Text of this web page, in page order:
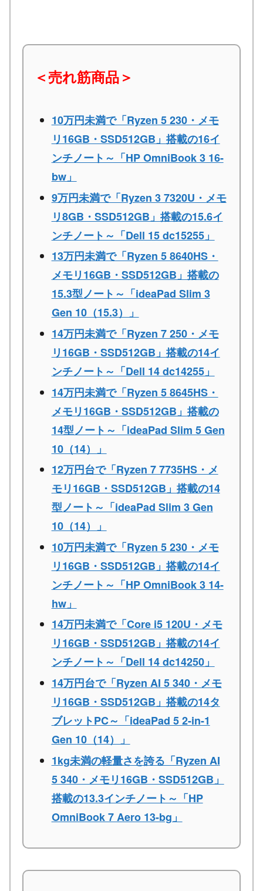
＜売れ筋商品＞
10万円未満で「Ryzen 5 230・メモ
リ16GB・SSD512GB」搭載の16イ
ンチノート～「HP OmniBook 3 16-
bw」
9万円未満で「Ryzen 3 7320U・メモ
リ8GB・SSD512GB」搭載の15.6イ
ンチノート～「Dell 15 dc15255」
13万円未満で「Ryzen 5 8640HS・
メモリ16GB・SSD512GB」搭載の
15.3型ノート～「ideaPad Slim 3
Gen 10（15.3）」
14万円未満で「Ryzen 7 250・メモ
リ16GB・SSD512GB」搭載の14イ
ンチノート～「Dell 14 dc14255」
14万円未満で「Ryzen 5 8645HS・
メモリ16GB・SSD512GB」搭載の
14型ノート～「ideaPad Slim 5 Gen
10（14）」
12万円台で「Ryzen 7 7735HS・メ
モリ16GB・SSD512GB」搭載の14
型ノート～「ideaPad Slim 3 Gen
10（14）」
10万円未満で「Ryzen 5 230・メモ
リ16GB・SSD512GB」搭載の14イ
ンチノート～「HP OmniBook 3 14-
hw」
14万円未満で「Core i5 120U・メモ
リ16GB・SSD512GB」搭載の14イ
ンチノート～「Dell 14 dc14250」
14万円台で「Ryzen AI 5 340・メモ
リ16GB・SSD512GB」搭載の14タ
ブレットPC～「ideaPad 5 2-in-1
Gen 10（14）」
1kg未満の軽量さを誇る「Ryzen AI
5 340・メモリ16GB・SSD512GB」
搭載の13.3インチノート～「HP
OmniBook 7 Aero 13-bg」